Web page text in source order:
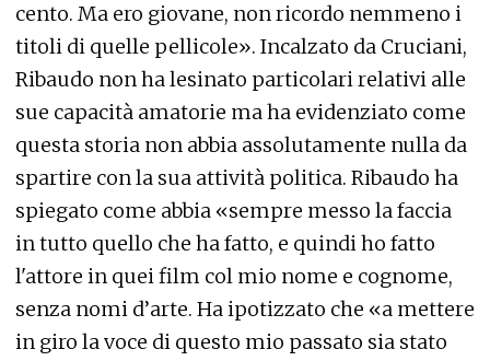
cento. Ma ero giovane, non ricordo nemmeno i
titoli di quelle pellicole». Incalzato da Cruciani,
Ribaudo non ha lesinato particolari relativi alle
sue capacità amatorie ma ha evidenziato come
questa storia non abbia assolutamente nulla da
spartire con la sua attività politica. Ribaudo ha
spiegato come abbia «sempre messo la faccia
in tutto quello che ha fatto, e quindi ho fatto
l'attore in quei film col mio nome e cognome,
senza nomi d’arte. Ha ipotizzato che «a mettere
in giro la voce di questo mio passato sia stato